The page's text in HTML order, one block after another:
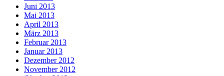
Juni 2013
Mai 2013
April 2013
März 2013
Februar 2013
Januar 2013
Dezember 2012
November 2012